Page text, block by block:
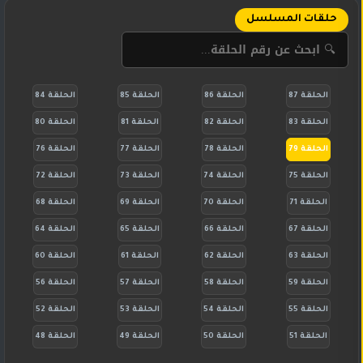
حلقات المسلسل
الحلقة 87 الحلقة 86 الحلقة 85 الحلقة 84
الحلقة 83 الحلقة 82 الحلقة 81 الحلقة 80
الحلقة 79 الحلقة 78 الحلقة 77 الحلقة 76
الحلقة 75 الحلقة 74 الحلقة 73 الحلقة 72
الحلقة 71 الحلقة 70 الحلقة 69 الحلقة 68
الحلقة 67 الحلقة 66 الحلقة 65 الحلقة 64
الحلقة 63 الحلقة 62 الحلقة 61 الحلقة 60
الحلقة 59 الحلقة 58 الحلقة 57 الحلقة 56
الحلقة 55 الحلقة 54 الحلقة 53 الحلقة 52
الحلقة 51 الحلقة 50 الحلقة 49 الحلقة 48